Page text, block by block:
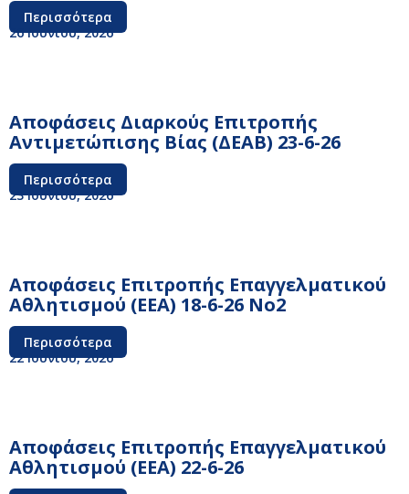
Περισσότερα
26 Ιουνίου, 2026
Αποφάσεις Διαρκούς Επιτροπής
Αντιμετώπισης Βίας (ΔΕΑΒ) 23-6-26
Περισσότερα
23 Ιουνίου, 2026
Αποφάσεις Επιτροπής Επαγγελματικού
Αθλητισμού (ΕΕΑ) 18-6-26 No2
Περισσότερα
22 Ιουνίου, 2026
Αποφάσεις Επιτροπής Επαγγελματικού
Αθλητισμού (ΕΕΑ) 22-6-26